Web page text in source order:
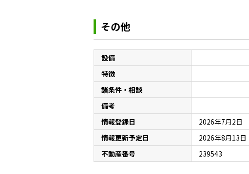
その他
設備
特徴
諸条件・相談
備考
情報登録日
2026年7月2日
情報更新予定日
2026年8月13日
不動産番号
239543